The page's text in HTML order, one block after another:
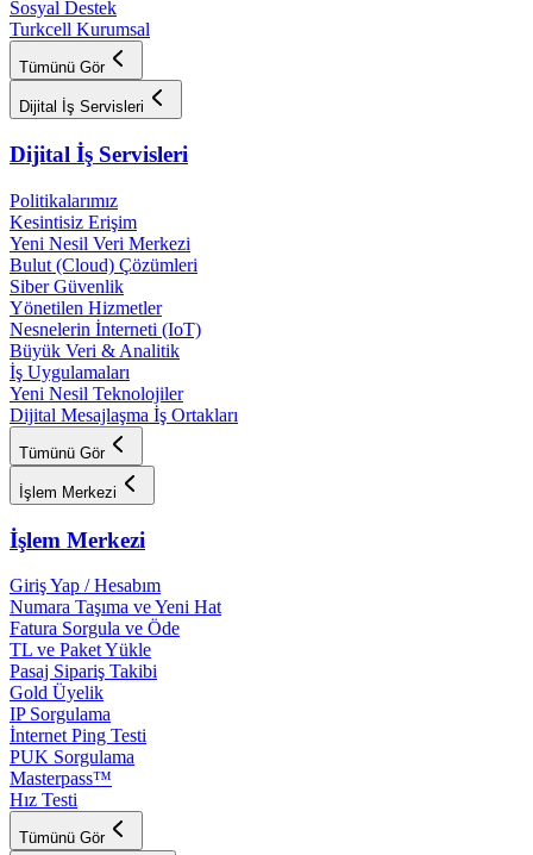
Sosyal Destek
Turkcell Kurumsal
Tümünü Gör
Dijital İş Servisleri
Dijital İş Servisleri
Politikalarımız
Kesintisiz Erişim
Yeni Nesil Veri Merkezi
Bulut (Cloud) Çözümleri
Siber Güvenlik
Yönetilen Hizmetler
Nesnelerin İnterneti (IoT)
Büyük Veri & Analitik
İş Uygulamaları
Yeni Nesil Teknolojiler
Dijital Mesajlaşma İş Ortakları
Tümünü Gör
İşlem Merkezi
İşlem Merkezi
Giriş Yap / Hesabım
Numara Taşıma ve Yeni Hat
Fatura Sorgula ve Öde
TL ve Paket Yükle
Pasaj Sipariş Takibi
Gold Üyelik
IP Sorgulama
İnternet Ping Testi
PUK Sorgulama
Masterpass™
Hız Testi
Tümünü Gör